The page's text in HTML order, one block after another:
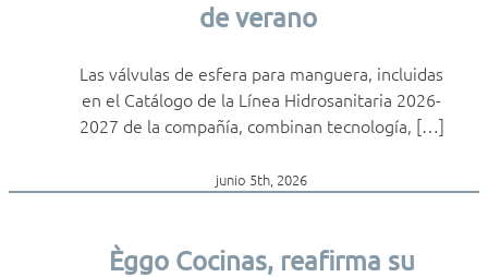
de verano
Las válvulas de esfera para manguera, incluidas
en el Catálogo de la Línea Hidrosanitaria 2026-
2027 de la compañía, combinan tecnología, […]
junio 5th, 2026
Èggo Cocinas, reafirma su